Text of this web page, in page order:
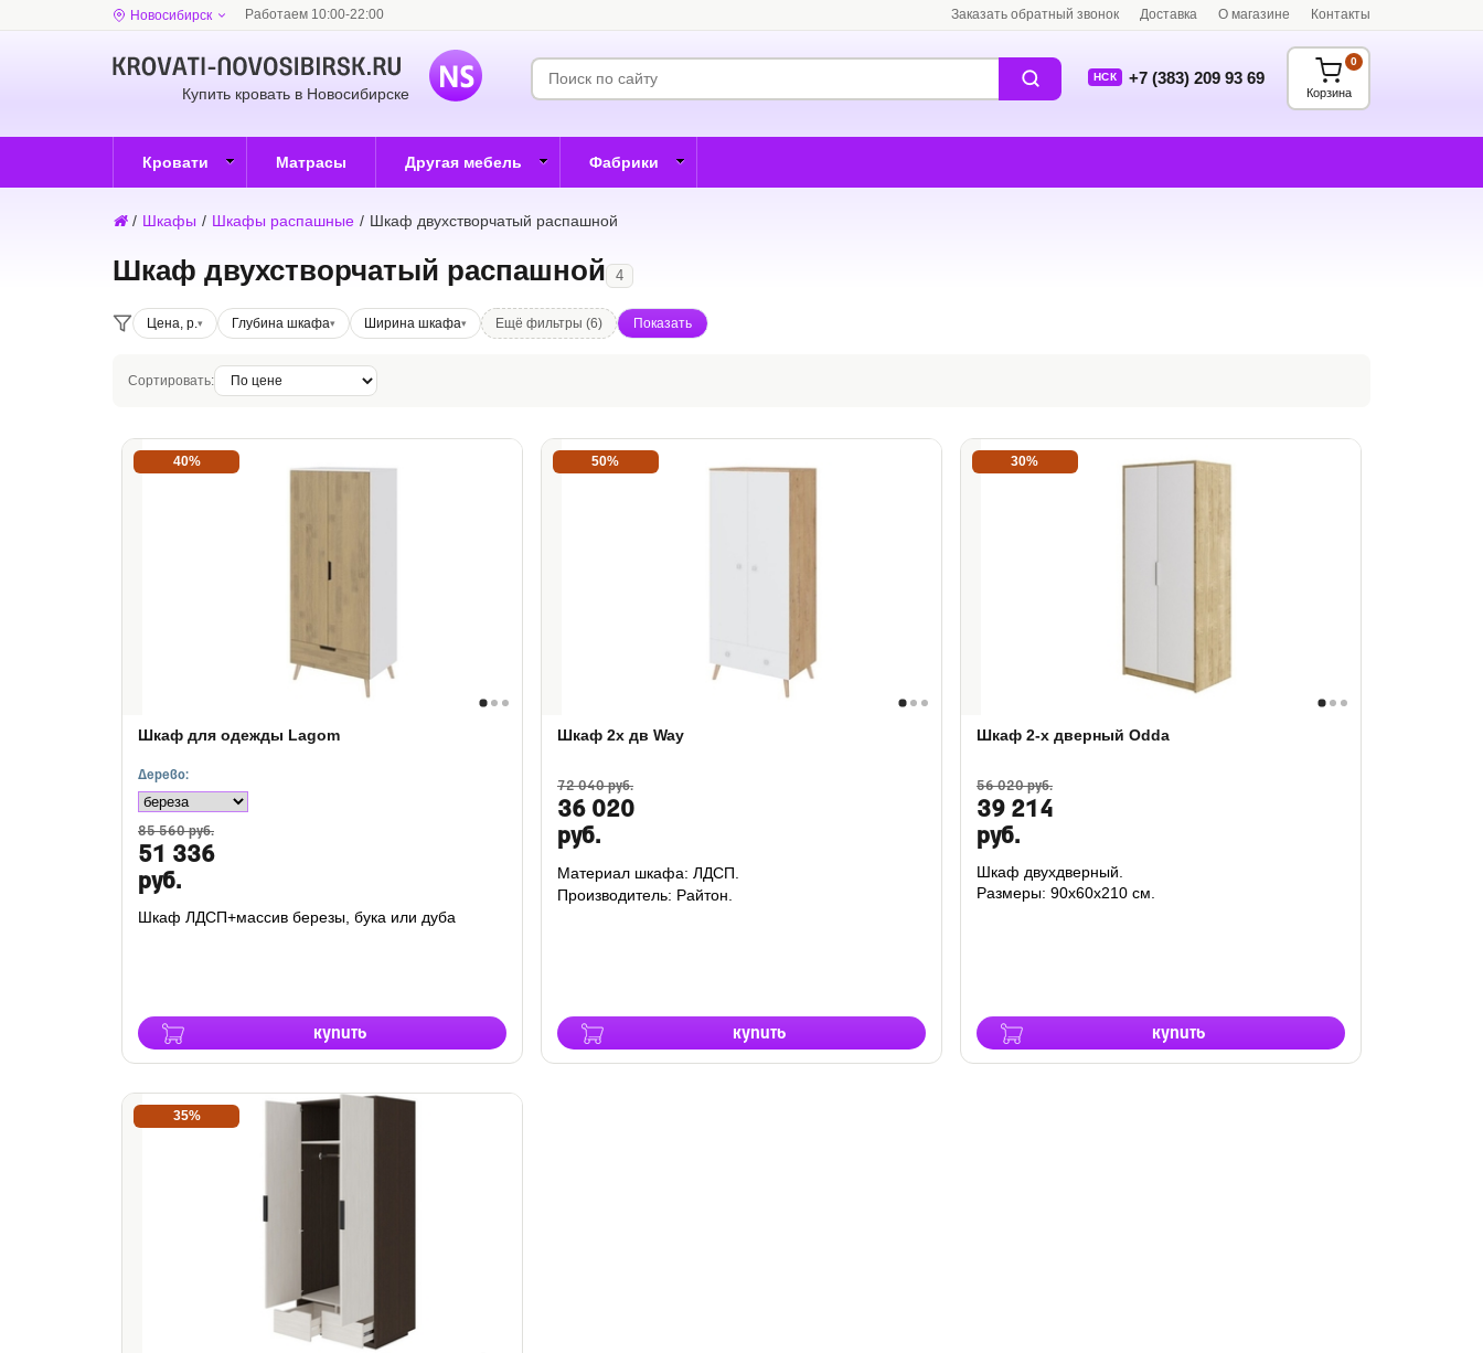
Новосибирск Работаем 10:00-22:00 Заказать обратный звонок Доставка О магазине Контакты
Купить кровать в Новосибирске
НСК +7 (383) 209 93 69
Корзина
0
Кровати Матрасы Другая мебель Фабрики
/ Шкафы / Шкафы распашные / Шкаф двухстворчатый распашной
Шкаф двухстворчатый распашной 4
Цена, р. Глубина шкафа Ширина шкафа Ещё фильтры (6)
Сортировать:
40%
Шкаф для одежды Lagom
Дерево:
85 560 руб.
51 336
руб.
купить
Шкаф ЛДСП+массив березы, бука или дуба
50%
Шкаф 2х дв Way
72 040 руб.
36 020
руб.
купить
Материал шкафа: ЛДСП.
Производитель: Райтон.
30%
Шкаф 2-х дверный Odda
56 020 руб.
39 214
руб.
купить
Шкаф двухдверный.
Размеры: 90х60х210 см.
35%